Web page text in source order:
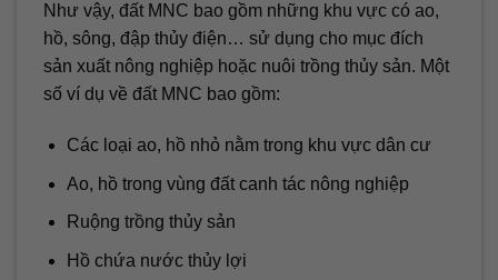
Như vậy, đất MNC bao gồm những khu vực có ao,
hồ, sông, đập thủy điện… sử dụng cho mục đích
sản xuất nông nghiệp hoặc nuôi trồng thủy sản. Một
số ví dụ về đất MNC bao gồm:
Các loại ao, hồ nhỏ nằm trong khu vực dân cư
Ao, hồ trong vùng đất canh tác nông nghiệp
Ruộng trồng thủy sản
Hồ chứa nước thủy lợi